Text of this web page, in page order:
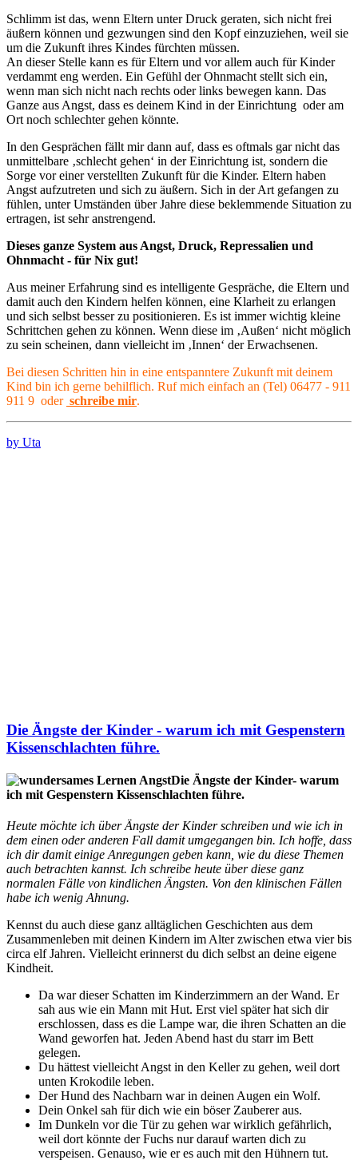
Schlimm ist das, wenn Eltern unter Druck geraten, sich nicht frei
äußern können und gezwungen sind den Kopf einzuziehen, weil sie
um die Zukunft ihres Kindes fürchten müssen.
An dieser Stelle kann es für Eltern und vor allem auch für Kinder
verdammt eng werden. Ein Gefühl der Ohnmacht stellt sich ein,
wenn man sich nicht nach rechts oder links bewegen kann. Das
Ganze aus Angst, dass es deinem Kind in der Einrichtung oder am
Ort noch schlechter gehen könnte.
In den Gesprächen fällt mir dann auf, dass es oftmals gar nicht das
unmittelbare ‚schlecht gehen‘ in der Einrichtung ist, sondern die
Sorge vor einer verstellten Zukunft für die Kinder. Eltern haben
Angst aufzutreten und sich zu äußern. Sich in der Art gefangen zu
fühlen, unter Umständen über Jahre diese beklemmende Situation zu
ertragen, ist sehr anstrengend.
Dieses ganze System aus Angst, Druck, Repressalien und
Ohnmacht - für Nix gut!
Aus meiner Erfahrung sind es intelligente Gespräche, die Eltern und
damit auch den Kindern helfen können, eine Klarheit zu erlangen
und sich selbst besser zu positionieren. Es ist immer wichtig kleine
Schrittchen gehen zu können. Wenn diese im ‚Außen‘ nicht möglich
zu sein scheinen, dann vielleicht im ‚Innen‘ der Erwachsenen.
Bei diesen Schritten hin in eine entspanntere Zukunft mit deinem
Kind bin ich gerne behilflich. Ruf mich einfach an (Tel) 06477 - 911
911 9 oder schreibe mir.
by Uta
Die Ängste der Kinder - warum ich mit Gespenstern
Kissenschlachten führe.
Die Ängste der Kinder- warum
ich mit Gespenstern Kissenschlachten führe.
Heute möchte ich über Ängste der Kinder schreiben und wie ich in
dem einen oder anderen Fall damit umgegangen bin. Ich hoffe, dass
ich dir damit einige Anregungen geben kann, wie du diese Themen
auch betrachten kannst. Ich schreibe heute über diese ganz
normalen Fälle von kindlichen Ängsten. Von den klinischen Fällen
habe ich wenig Ahnung.
Kennst du auch diese ganz alltäglichen Geschichten aus dem
Zusammenleben mit deinen Kindern im Alter zwischen etwa vier bis
circa elf Jahren. Vielleicht erinnerst du dich selbst an deine eigene
Kindheit.
Da war dieser Schatten im Kinderzimmern an der Wand. Er
sah aus wie ein Mann mit Hut. Erst viel später hat sich dir
erschlossen, dass es die Lampe war, die ihren Schatten an die
Wand geworfen hat. Jeden Abend hast du starr im Bett
gelegen.
Du hättest vielleicht Angst in den Keller zu gehen, weil dort
unten Krokodile leben.
Der Hund des Nachbarn war in deinen Augen ein Wolf.
Dein Onkel sah für dich wie ein böser Zauberer aus.
Im Dunkeln vor die Tür zu gehen war wirklich gefährlich,
weil dort könnte der Fuchs nur darauf warten dich zu
verspeisen. Genauso, wie er es auch mit den Hühnern tut.